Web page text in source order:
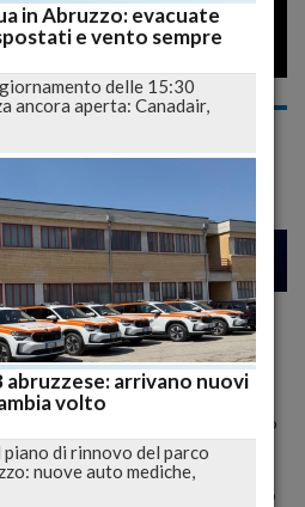
con SMS al 48580
25 31
2009 23:19
Tim, Vodafone, Wind e 3 Italia,
Protezione Civile, hanno attivato
per raccogliere fondi a favore della
colpita dal terremoto. Ogni
che sarà interamente devoluto
in Abruzzo: evacuate
e vento sempre
delle 15:30
ancora aperta: Canadair,
abruzzese: arrivano nuovi
volto
di rinnovo del parco
nuove auto mediche,